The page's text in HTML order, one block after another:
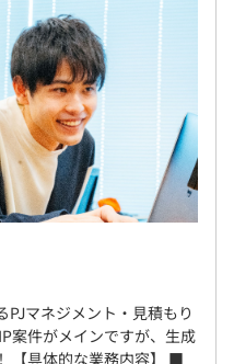
マネジメント・見積もり
案件がメインですが、生成
【具体的な業務内容】 ■